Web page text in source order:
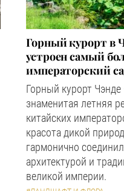
Горный курорт в
устроен самый
императорский
Горный курорт Чэнде
знаменитая летняя
китайских
красота дикой
гармонично
архитектурой и
великой империи.